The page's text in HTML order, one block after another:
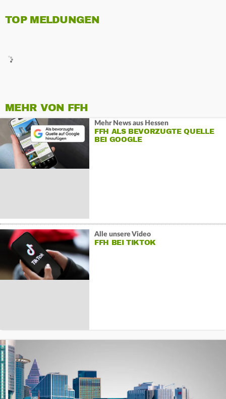
TOP MELDUNGEN
MEHR VON FFH
Mehr News aus Hessen
FFH ALS BEVORZUGTE QUELLE
BEI GOOGLE
Alle unsere Video
FFH BEI TIKTOK